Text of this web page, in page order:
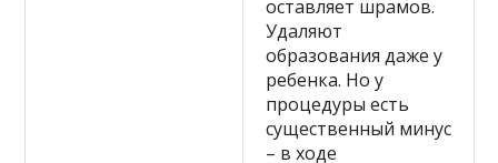
оставляет шрамов.
Удаляют
образования даже у
ребенка. Но у
процедуры есть
существенный минус
– в ходе